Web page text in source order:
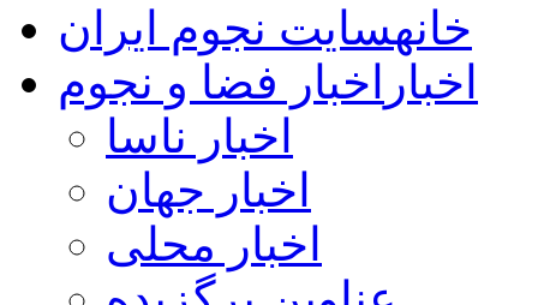
خانهسایت نجوم ایران
اخبار اخبار فضا و نجوم
اخبار ناسا
اخبار جهان
اخبار محلی